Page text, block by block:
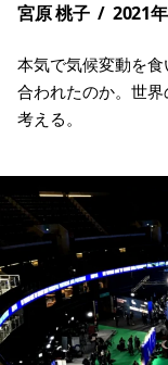
宮原 桃子 / 2021
本気で気候変動を
合われたのか。世
考える。